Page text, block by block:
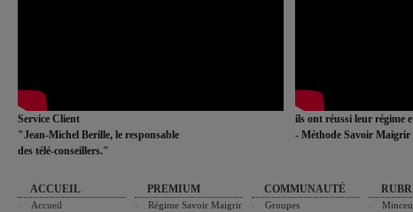
Service Client
"Jean-Michel Berille, le responsable
des télé-conseillers."
ils ont réussi leur régime
- Méthode Savoir Maigrir
ACCUEIL
Accueil
PREMIUM
Régime Savoir Maigrir
COMMUNAUTÉ
Groupes